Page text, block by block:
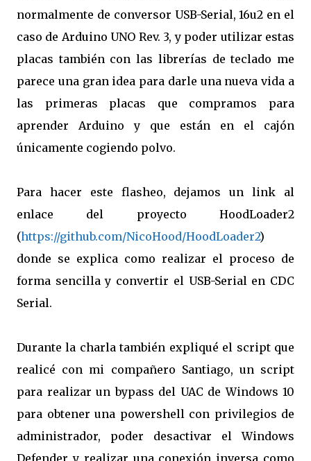
normalmente de conversor USB-Serial, 16u2 en el
caso de Arduino UNO Rev. 3, y poder utilizar estas
placas también con las librerías de teclado me
parece una gran idea para darle una nueva vida a
las primeras placas que compramos para
aprender Arduino y que están en el cajón
únicamente cogiendo polvo.
Para hacer este flasheo, dejamos un link al
enlace del proyecto HoodLoader2
(https://github.com/NicoHood/HoodLoader2)
donde se explica como realizar el proceso de
forma sencilla y convertir el USB-Serial en CDC
Serial.
Durante la charla también expliqué el script que
realicé con mi compañero Santiago, un script
para realizar un bypass del UAC de Windows 10
para obtener una powershell con privilegios de
administrador, poder desactivar el Windows
Defender y realizar una conexión inversa como